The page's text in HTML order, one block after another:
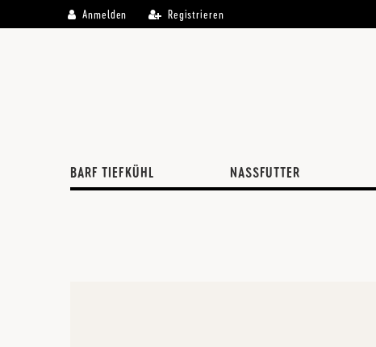
Anmelden Registrieren
BARF TIEFKÜHL NASSFUTTER